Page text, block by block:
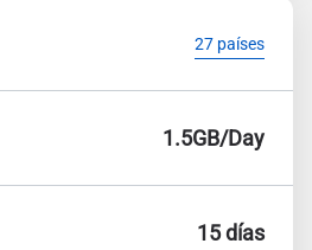
27 países
1.5GB/Day
15 días